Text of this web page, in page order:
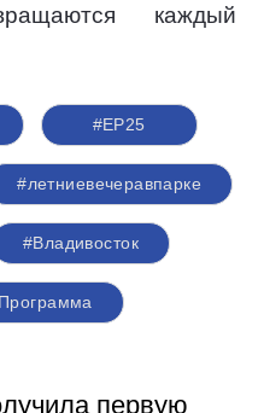
каждый
#ЕР25
#летниевечеравпарке
#Владивосток
первую